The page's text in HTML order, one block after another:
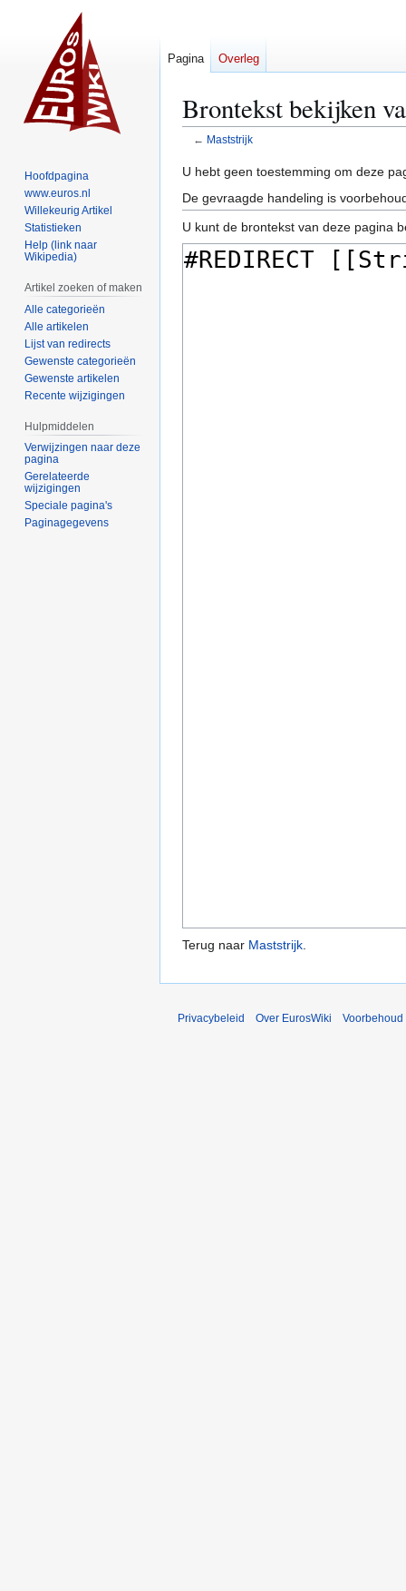
Brontekst bekijken
← Maststrijk
Naar
navigatie
springen
Naar
zoeken
springen
U hebt geen toestemming om deze
De gevraagde handeling is
U kunt de brontekst van deze pagina
Terug naar Maststrijk
Pagina Overleg
Hoofdpagina
www.euros.nl
Willekeurig Artikel
Statistieken
Help (link naar
Wikipedia)
Artikel zoeken of maken
Alle categorieën
Alle artikelen
Lijst van redirects
Gewenste categorieën
Gewenste artikelen
Recente wijzigingen
Hulpmiddelen
Verwijzingen naar deze
pagina
Gerelateerde
wijzigingen
Speciale pagina's
Paginagegevens
Privacybeleid Over EurosWiki Voorbehoud